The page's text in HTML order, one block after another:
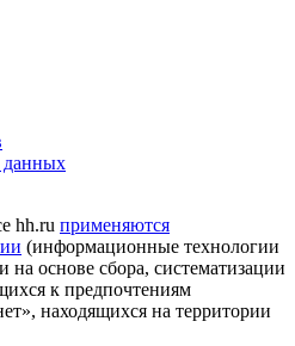
данных
hh.ru применяются
(информационные технологии
основе сбора, систематизации
к предпочтениям
находящихся на территории